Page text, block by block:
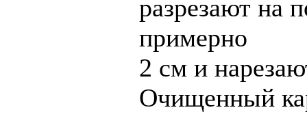
разрезают на
примерно
2 см и
Очищенный